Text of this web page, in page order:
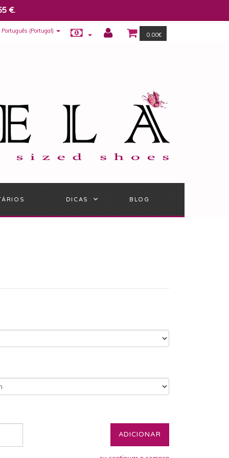
€.
Português (Portugal)
0.00€
DICAS BLOG